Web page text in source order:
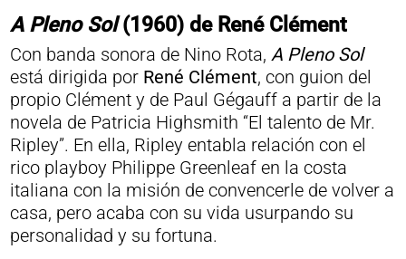
A Pleno Sol(1960) de René Clément
Con banda sonora de Nino Rota, A Pleno Sol
está dirigida por René Clément, con guion del
propio Clément y de Paul Gégauff a partir de la
novela de Patricia Highsmith “El talento de Mr.
Ripley”. En ella, Ripley entabla relación con el
rico playboy Philippe Greenleaf en la costa
italiana con la misión de convencerle de volver a
casa, pero acaba con su vida usurpando su
personalidad y su fortuna.